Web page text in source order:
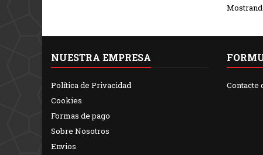
NUESTRA EMPRESA
Política de Privacidad
Cookies
Formas de pago
Sobre Nosotros
Envios
Contacte